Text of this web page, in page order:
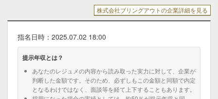
株式会社ブリングアウトの企業詳細を見る
指名日時：2025.07.02 18:00
提示年収とは？
あなたのレジュメの内容から読み取った実力に対して、企業が
判断した金額です。そのため、必ずしもこの金額と同額で内定
となるわけではなく、面談等を経て上下することもあります。